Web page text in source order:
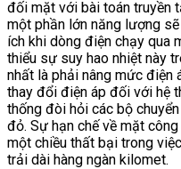
đối mặt với bài toán truyền
một phần lớn năng lượng
ích khi dòng điện chạy qua
thiểu sự suy hao nhiệt này
nhất là phải nâng mức điện
thay đổi điện áp đối với hệ
thống đòi hỏi các bộ
đỏ. Sự hạn chế về mặt
một chiều thất bại trong
trải dài hàng ngàn kilomet.